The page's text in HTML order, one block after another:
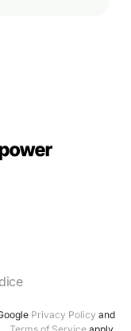
Privacy Policy and